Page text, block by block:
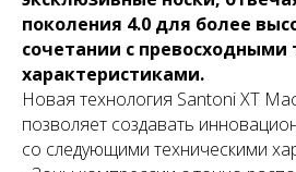
поколения 4.0 для более
сочетании с превосходными
характеристиками.
Новая технология Santoni XT
позволяет создавать
со следующими техническими